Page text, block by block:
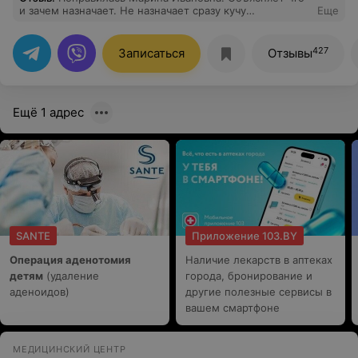
и зачем назначает. Не назначает сразу кучу
исключения. Мне лечение помогло. Правда сейчас
симптомы возвращаются, а к ней не записаться. Это
огромный минус.
Еще
Записаться Отзывы427
Ещё 1 адрес
SANTE
Операция аденотомия
детям (удаление
аденоидов)
Приложение 103.BY
Наличие лекарств в аптеках
города, бронирование и
другие полезные сервисы в
вашем смартфоне
МЕДИЦИНСКИЙ ЦЕНТР